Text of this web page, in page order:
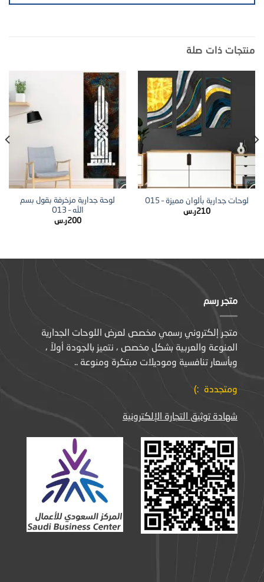
منتجات ذات صلة
لوحات جدارية بألوان مميزة – O15
210ر.س
لوحة جدارية مزخرفة بقول بسم
الله – O13
200ر.س
متجر رسم
متجر إلكتروني رسمي مخصص لعرض اللوحات الجدارية
المنوعة والعربية بشكل مخصص ، نتميز بالجودة أولاً ،
وبأسعار تنافسية وموديلات مبتكرة ومنوعة ..
ومتجددة :)
شهادة توثيق التجارة الإلكترونية